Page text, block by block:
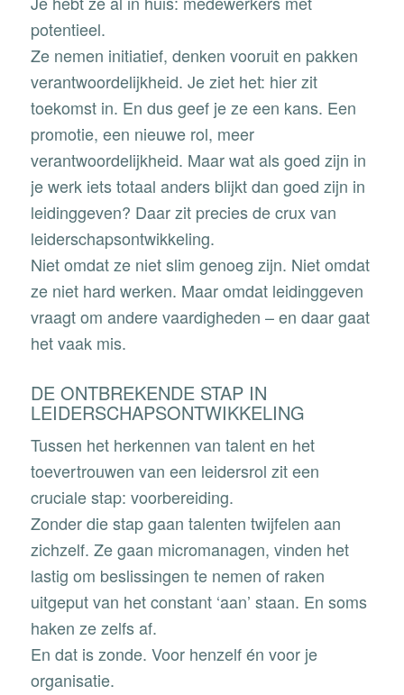
potentieel.
Ze nemen initiatief, denken vooruit en pakken
verantwoordelijkheid. Je ziet het: hier zit
toekomst in. En dus geef je ze een kans. Een
promotie, een nieuwe rol, meer
verantwoordelijkheid. Maar wat als goed zijn in
je werk iets totaal anders blijkt dan goed zijn in
leidinggeven? Daar zit precies de crux van
leiderschapsontwikkeling.
Niet omdat ze niet slim genoeg zijn. Niet omdat
ze niet hard werken. Maar omdat leidinggeven
vraagt om andere vaardigheden – en daar gaat
het vaak mis.
DE ONTBREKENDE STAP IN
LEIDERSCHAPSONTWIKKELING
Tussen het herkennen van talent en het
toevertrouwen van een leidersrol zit een
cruciale stap: voorbereiding.
Zonder die stap gaan talenten twijfelen aan
zichzelf. Ze gaan micromanagen, vinden het
lastig om beslissingen te nemen of raken
uitgeput van het constant ‘aan’ staan. En soms
haken ze zelfs af.
En dat is zonde. Voor henzelf én voor je
organisatie.